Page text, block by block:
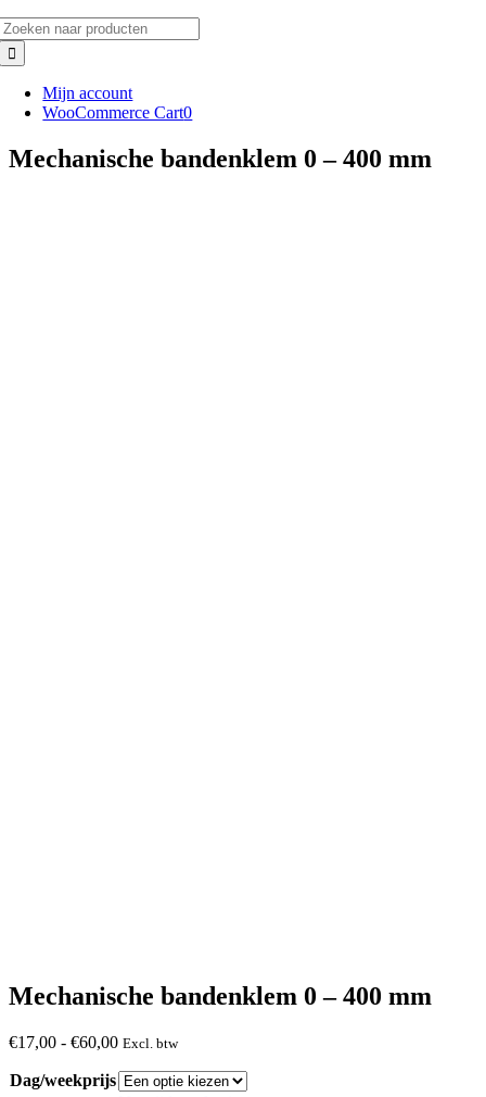
Mijn account
WooCommerce Cart0
Mechanische bandenklem 0 – 400 mm
Mechanische bandenklem 0 – 400 mm
€17,00 - €60,00Prijsklasse:
tot
Excl. btw
Dag/weekprijs